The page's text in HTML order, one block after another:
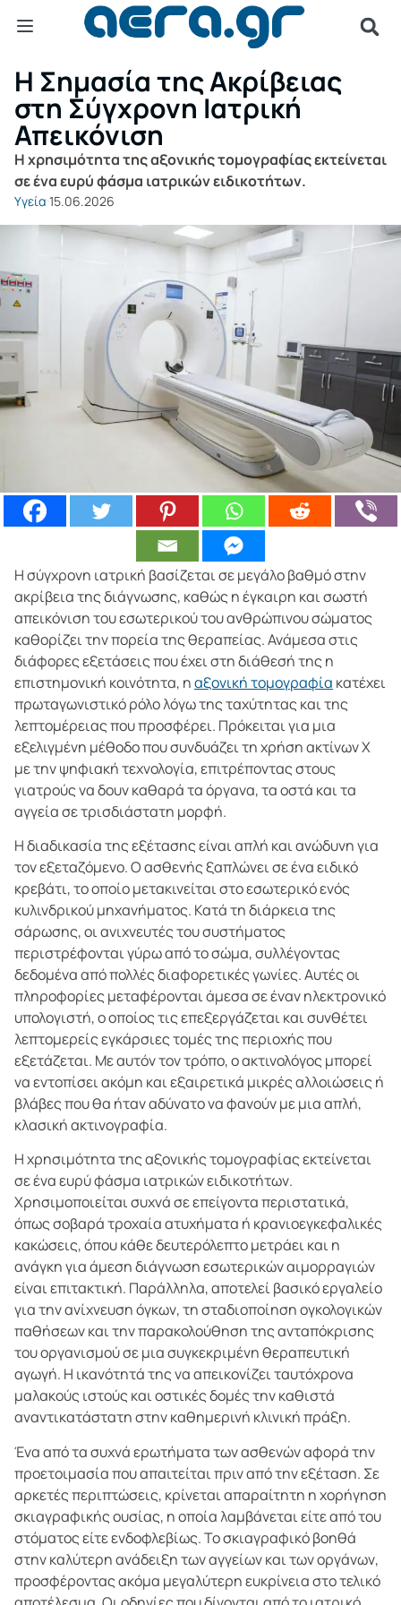
Η Σημασία της Ακρίβειας
στη Σύγχρονη Ιατρική
Απεικόνιση
Η χρησιμότητα της αξονικής τομογραφίας εκτείνεται
σε ένα ευρύ φάσμα ιατρικών ειδικοτήτων.
Υγεία 15.06.2026
Η σύγχρονη ιατρική βασίζεται σε μεγάλο βαθμό στην
ακρίβεια της διάγνωσης, καθώς η έγκαιρη και σωστή
απεικόνιση του εσωτερικού του ανθρώπινου σώματος
καθορίζει την πορεία της θεραπείας. Ανάμεσα στις
διάφορες εξετάσεις που έχει στη διάθεσή της η
επιστημονική κοινότητα, ηαξονική τομογραφία κατέχει
πρωταγωνιστικό ρόλο λόγω της ταχύτητας και της
λεπτομέρειας που προσφέρει. Πρόκειται για μια
εξελιγμένη μέθοδο που συνδυάζει τη χρήση ακτίνων Χ
με την ψηφιακή τεχνολογία, επιτρέποντας στους
γιατρούς να δουν καθαρά τα όργανα, τα οστά και τα
αγγεία σε τρισδιάστατη μορφή.
Η διαδικασία της εξέτασης είναι απλή και ανώδυνη για
τον εξεταζόμενο. Ο ασθενής ξαπλώνει σε ένα ειδικό
κρεβάτι, το οποίο μετακινείται στο εσωτερικό ενός
κυλινδρικού μηχανήματος. Κατά τη διάρκεια της
σάρωσης, οι ανιχνευτές του συστήματος
περιστρέφονται γύρω από το σώμα, συλλέγοντας
δεδομένα από πολλές διαφορετικές γωνίες. Αυτές οι
πληροφορίες μεταφέρονται άμεσα σε έναν ηλεκτρονικό
υπολογιστή, ο οποίος τις επεξεργάζεται και συνθέτει
λεπτομερείς εγκάρσιες τομές της περιοχής που
εξετάζεται. Με αυτόν τον τρόπο, ο ακτινολόγος μπορεί
να εντοπίσει ακόμη και εξαιρετικά μικρές αλλοιώσεις ή
βλάβες που θα ήταν αδύνατο να φανούν με μια απλή,
κλασική ακτινογραφία.
Η χρησιμότητα της αξονικής τομογραφίας εκτείνεται
σε ένα ευρύ φάσμα ιατρικών ειδικοτήτων.
Χρησιμοποιείται συχνά σε επείγοντα περιστατικά,
όπως σοβαρά τροχαία ατυχήματα ή κρανιοεγκεφαλικές
κακώσεις, όπου κάθε δευτερόλεπτο μετράει και η
ανάγκη για άμεση διάγνωση εσωτερικών αιμορραγιών
είναι επιτακτική. Παράλληλα, αποτελεί βασικό εργαλείο
για την ανίχνευση όγκων, τη σταδιοποίηση ογκολογικών
παθήσεων και την παρακολούθηση της ανταπόκρισης
του οργανισμού σε μια συγκεκριμένη θεραπευτική
αγωγή. Η ικανότητά της να απεικονίζει ταυτόχρονα
μαλακούς ιστούς και οστικές δομές την καθιστά
αναντικατάστατη στην καθημερινή κλινική πράξη.
Ένα από τα συχνά ερωτήματα των ασθενών αφορά την
προετοιμασία που απαιτείται πριν από την εξέταση. Σε
αρκετές περιπτώσεις, κρίνεται απαραίτητη η χορήγηση
σκιαγραφικής ουσίας, η οποία λαμβάνεται είτε από του
στόματος είτε ενδοφλεβίως. Το σκιαγραφικό βοηθά
στην καλύτερη ανάδειξη των αγγείων και των οργάνων,
προσφέροντας ακόμα μεγαλύτερη ευκρίνεια στο τελικό